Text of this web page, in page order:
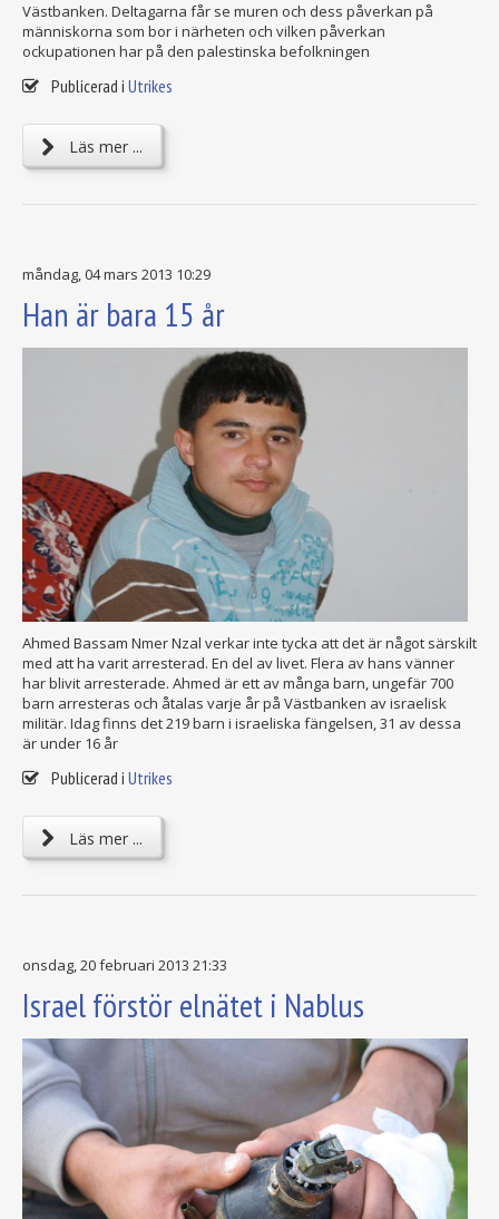
Västbanken. Deltagarna får se muren och dess påverkan på
människorna som bor i närheten och vilken påverkan
ockupationen har på den palestinska befolkningen
Publicerad i Utrikes
Läs mer ...
måndag, 04 mars 2013 10:29
Han är bara 15 år
Ahmed Bassam Nmer Nzal verkar inte tycka att det är något särskilt
med att ha varit arresterad. En del av livet. Flera av hans vänner
har blivit arresterade. Ahmed är ett av många barn, ungefär 700
barn arresteras och åtalas varje år på Västbanken av israelisk
militär. Idag finns det 219 barn i israeliska fängelsen, 31 av dessa
är under 16 år
Publicerad i Utrikes
Läs mer ...
onsdag, 20 februari 2013 21:33
Israel förstör elnätet i Nablus